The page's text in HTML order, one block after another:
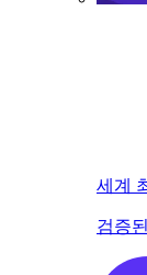
세계
검증